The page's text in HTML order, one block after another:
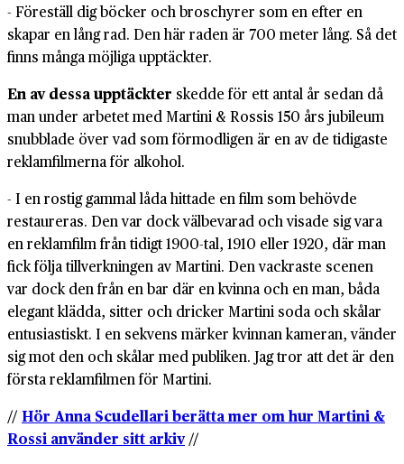
- Föreställ dig böcker och broschyrer som en efter en
skapar en lång rad. Den här raden är 700 meter lång. Så det
finns många möjliga upptäckter.
En av dessa upptäckter skedde för ett antal år sedan då
man under arbetet med Martini & Rossis 150 års jubileum
snubblade över vad som förmodligen är en av de tidigaste
reklamfilmerna för alkohol.
- I en rostig gammal låda hittade en film som behövde
restaureras. Den var dock välbevarad och visade sig vara
en reklamfilm från tidigt 1900-tal, 1910 eller 1920, där man
fick följa tillverkningen av Martini. Den vackraste scenen
var dock den från en bar där en kvinna och en man, båda
elegant klädda, sitter och dricker Martini soda och skålar
entusiastiskt. I en sekvens märker kvinnan kameran, vänder
sig mot den och skålar med publiken. Jag tror att det är den
första reklamfilmen för Martini.
// Hör Anna Scudellari berätta mer om hur Martini &
Rossi använder sitt arkiv //